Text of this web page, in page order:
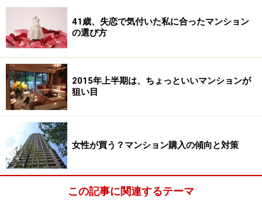
41歳、失恋で気付いた私に合ったマンション
の選び方
2015年上半期は、ちょっといいマンションが
狙い目
女性が買う？マンション購入の傾向と対策
この記事に関連するテーマ